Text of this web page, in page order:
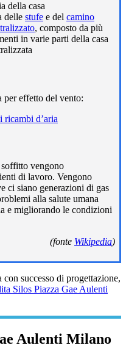
della casa
delle stufe e del camino
, composto da più
in varie parti della casa
per effetto del vento:
ricambi d’aria
vengono
di lavoro. Vengono
ci siano generazioni di gas
alla salute umana
e migliorando le condizioni
(fonte Wikipedia)
successo di progettazione,
Silos Piazza Gae Aulenti
Aulenti Milano